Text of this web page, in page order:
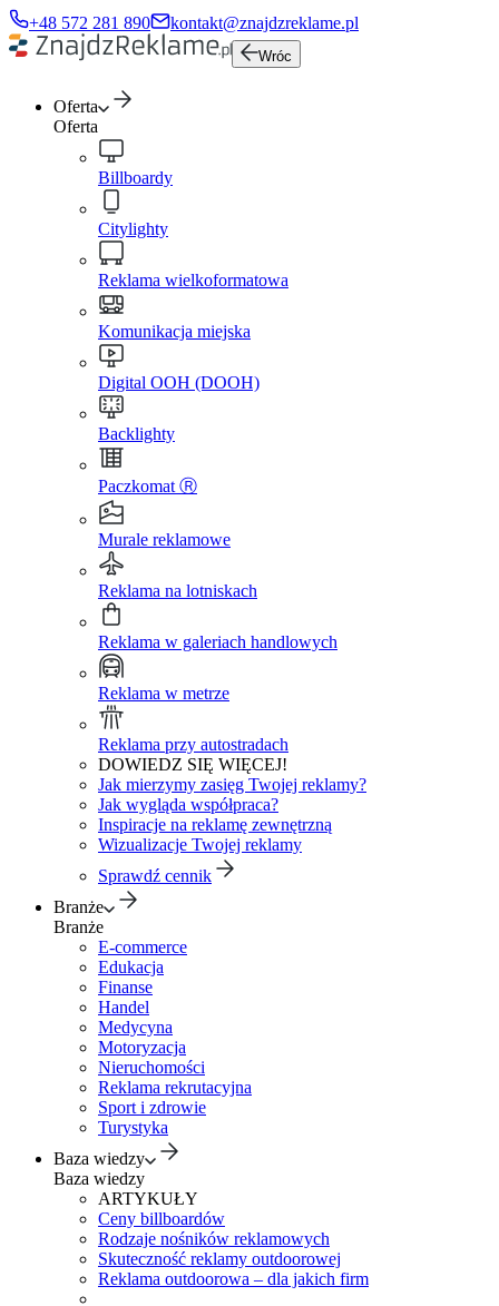
+48 572 281 890 kontakt@znajdzreklame.pl
Wróc
Oferta
Oferta
Billboardy
Citylighty
Reklama wielkoformatowa
Komunikacja miejska
Digital OOH (DOOH)
Backlighty
Paczkomat Ⓡ
Murale reklamowe
Reklama na lotniskach
Reklama w galeriach handlowych
Reklama w metrze
Reklama przy autostradach
DOWIEDZ SIĘ WIĘCEJ!
Jak mierzymy zasięg Twojej reklamy?
Jak wygląda współpraca?
Inspiracje na reklamę zewnętrzną
Wizualizacje Twojej reklamy
Sprawdź cennik
Branże
Branże
E-commerce
Edukacja
Finanse
Handel
Medycyna
Motoryzacja
Nieruchomości
Reklama rekrutacyjna
Sport i zdrowie
Turystyka
Baza wiedzy
Baza wiedzy
ARTYKUŁY
Ceny billboardów
Rodzaje nośników reklamowych
Skuteczność reklamy outdoorowej
Reklama outdoorowa – dla jakich firm